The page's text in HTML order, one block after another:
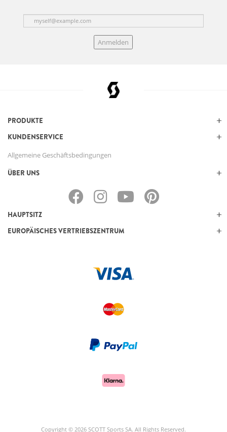
Anmelden
PRODUKTE
KUNDENSERVICE
Allgemeine Geschäftsbedingungen
ÜBER UNS
HAUPTSITZ
EUROPÄISCHES VERTRIEBSZENTRUM
Copyright © 2026 SCOTT Sports SA. All Rights Reserved.